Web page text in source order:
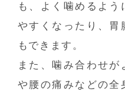
も、よく噛めるよう
やすくなったり、胃
もできます。
また、噛み合わせが
や腰の痛みなどの全